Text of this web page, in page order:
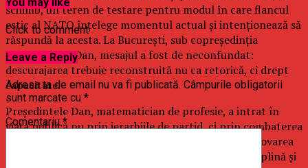
schimb, un teren de testare pentru modul în care flancul
estic al NATO înțelege momentul actual și intenționează să
răspundă la acesta. La București, sub copreședinția
președintelui Dan, mesajul a fost de neconfundat:
descurajarea trebuie reconstruită nu ca retorică, ci drept
capacitate.
Președintele Dan, matematician de profesie, a intrat în
viața publică nu prin ierarhiile de partid, ci prin combaterea
corupției, apărarea normelor instituționale și promovarea
transparenței. Leadershipul său este definit de disciplină și
Click to comment
Leave a Reply
Adresa ta de email nu va fi publicată. Câmpurile obligatorii
sunt marcate cu *
Comentariu*